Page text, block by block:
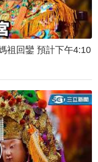
下午4:10